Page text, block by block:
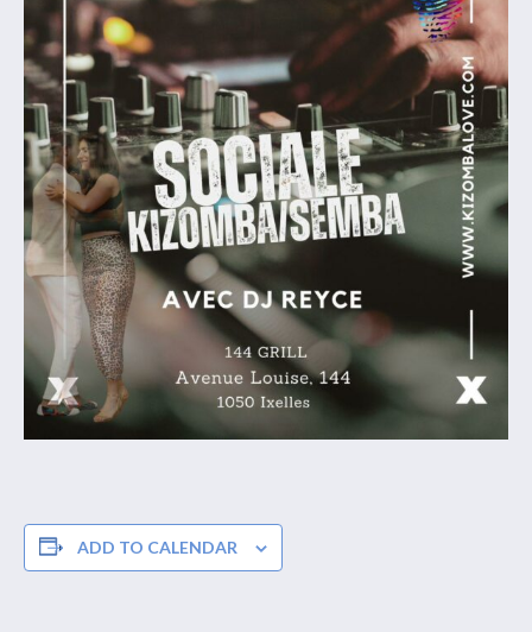
ADD TO CALENDAR